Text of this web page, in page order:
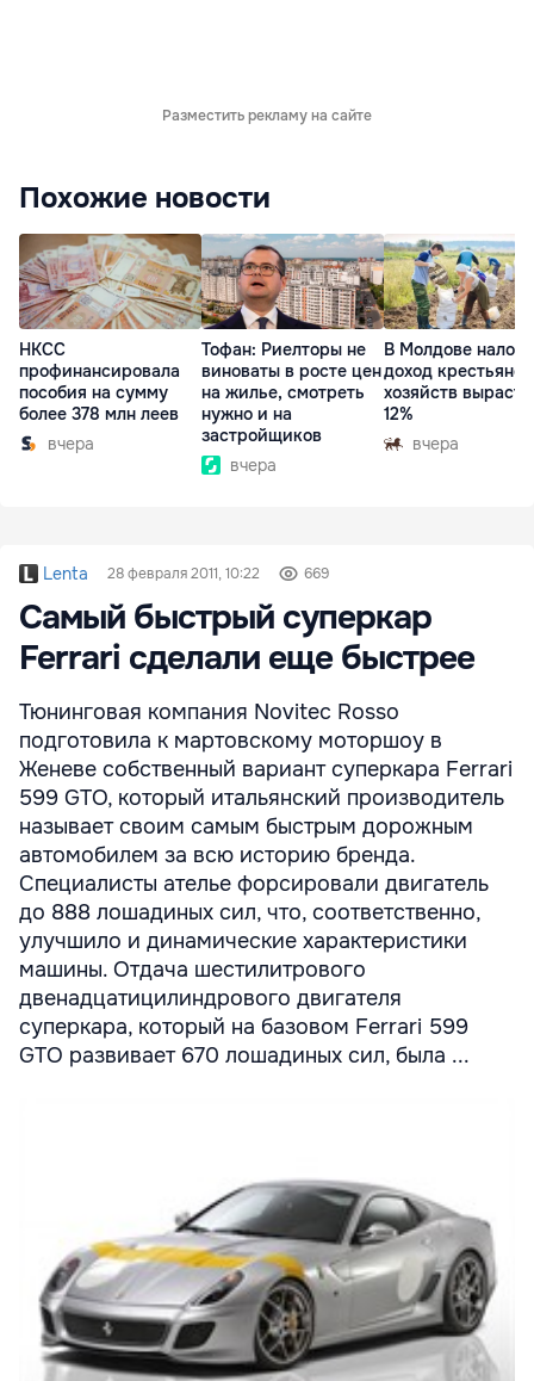
Разместить рекламу на сайте
Похожие новости
НКСС
профинансировала
пособия на сумму
более 378 млн леев
вчера
Тофан: Риелторы не
виноваты в росте цен
на жилье, смотреть
нужно и на
застройщиков
вчера
В Молдове налог
доход
хозяйств
12%
вчера
Lenta 28 февраля 2011, 10:22 669
Самый быстрый суперкар
Ferrari сделали еще быстрее
Тюнинговая компания Novitec Rosso
подготовила к мартовскому моторшоу в
Женеве собственный вариант суперкара Ferrari
599 GTO, который итальянский производитель
называет своим самым быстрым дорожным
автомобилем за всю историю бренда.
Специалисты ателье форсировали двигатель
до 888 лошадиных сил, что, соответственно,
улучшило и динамические характеристики
машины. Отдача шестилитрового
двенадцатицилиндрового двигателя
суперкара, который на базовом Ferrari 599
GTO развивает 670 лошадиных сил, была ...